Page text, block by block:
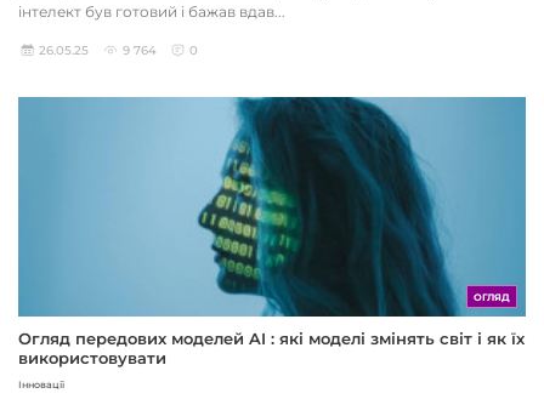
інтелект був готовий і бажав вдав...
26.05.25 9 764 0
ОГЛЯД
Огляд передових моделей AI : які моделі змінять світ і як їх
використовувати
Інновації